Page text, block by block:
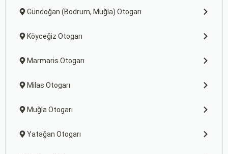
Gündoğan (Bodrum, Muğla) Otogarı
Köyceğiz Otogarı
Marmaris Otogarı
Milas Otogarı
Muğla Otogarı
Yatağan Otogarı